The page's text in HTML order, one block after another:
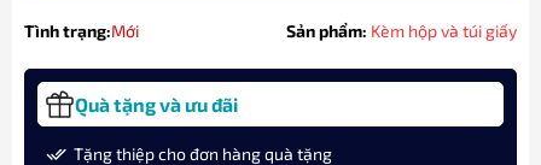
Tình trạng:Mới Sản phẩm: Kèm hộp và túi giấy
Quà tặng và ưu đãi
Tặng thiệp cho đơn hàng quà tặng